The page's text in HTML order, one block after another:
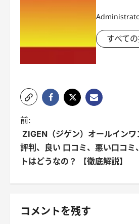
すべて
投
稿
ナ
ー
前:
ZIGEN（ジゲン）オールイン
評判、良い 口コミ、悪い口コミ
トはどうなの？ 【徹底解説】
コメントを残す